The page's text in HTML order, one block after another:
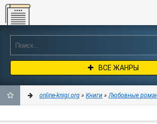
Online-knigi.org
ВСЕ ЖАНРЫ
online-knigi.org » Книги »Любовные